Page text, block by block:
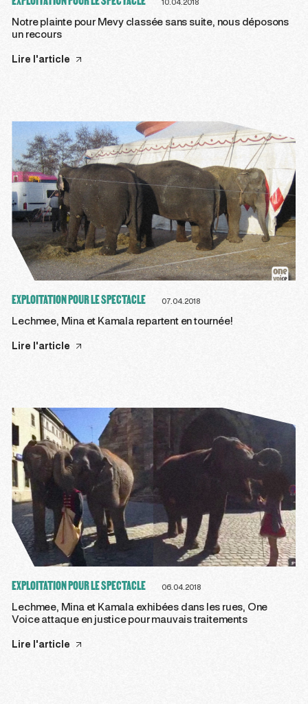
10.04.2018
Notre plainte pour Mevy classée sans suite, nous déposons
un recours
Lire l'article
EXPLOITATION POUR LE SPECTACLE 07.04.2018
Lechmee, Mina et Kamala repartent en tournée!
Lire l'article
EXPLOITATION POUR LE SPECTACLE 06.04.2018
Lechmee, Mina et Kamala exhibées dans les rues, One
Voice attaque en justice pour mauvais traitements
Lire l'article